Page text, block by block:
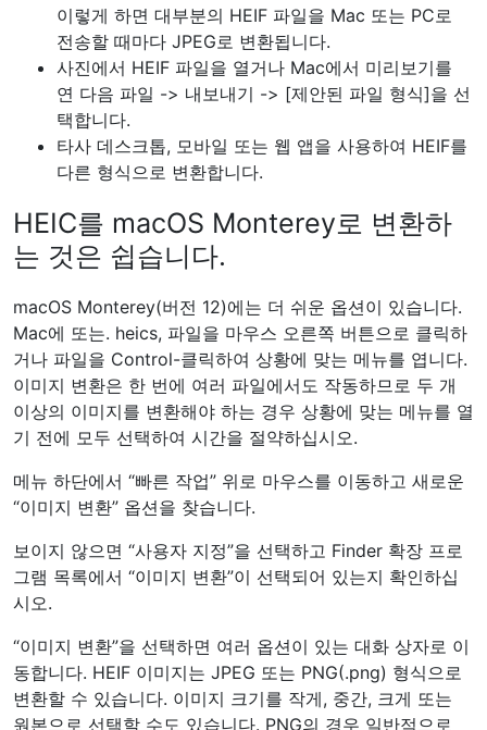
으로 무엇을 하려는지에 따라(앱에서 열기, 웹사이트에 업로
드 등) 어려움을 겪을 수 있습니다.
Facebook, Twitter, Flickr와 같은 대형 앱은 HEIF 파일을
JPEG로 자동 변환하지만 모든 서비스가 그런 것은 아닙니
다. 예를 들어 HEIF 이미지는 WordPress.com 웹사이트의
미디어 라이브러리와호환되지 않습니다 .
트는 아직 HEIF를 지원하지 않을 수 있습니다.
이것은 iPhone에서 HEIF 이미지를 생성하는 것이 문제를
일으킬 수 있는 이유에 대한 몇 가지 예일 뿐입니다. iOS 11
이 처음 나왔을 때 HEIF 지원이 드물고 항상 존재하지 않았
기 때문에 애플은 카메라 앱 설정에서 옵션으로 만들었습니
다. macOS Monterey 이전에 HEIF 사용을 피하는 주요 방
법은 다음과 같습니다.
iPhone의 카메라 앱 설정에서 “가장 호환 가능”을 선
iPhone의 사진 앱 설정에서 “자동”을 선택하십시오.
이렇게 하면 대부분의 HEIF 파일을 Mac 또는 PC로
전송할 때마다 JPEG로 변환됩니다.
사진에서 HEIF 파일을 열거나 Mac에서 미리보기를
타사 데스크톱, 모바일 또는 웹 앱을 사용하여 HEIF를
다른 형식으로 변환합니다.